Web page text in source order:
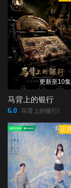
更新至10集
马背上的银行
6.0 马背上的银行/
正